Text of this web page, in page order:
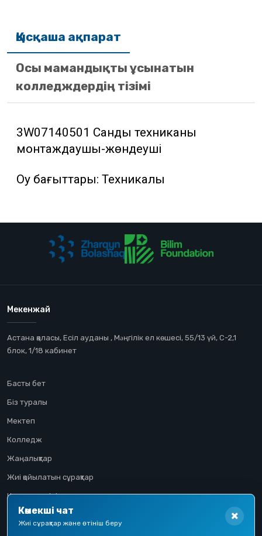
Қысқаша ақпарат
Осы мамандықты ұсынатын
колледждердің тізімі
3W07140501 Сандық техниканы
монтаждаушы-жөндеуші
Оқу бағыттары: Техникалық
Мекенжай
Астана қаласы, Есіл ауданы , Мəңгілік ел көшесі, 55/13 үй, С-2,1
блок, 1/18 кабинет
Басты бет
Біз туралы
Мектеп
Колледж
Жаңалықтар
Жиі қойылатын сұрақтар
Конкурстық іріктеу
Үміткер жолы
Көмекші чат
Жиі сұрақтар және өтініш беру